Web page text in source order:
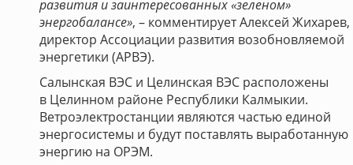
развития и заинтересованных «зеленом»
энергобалансе», – комментирует Алексей Жихарев,
директор Ассоциации развития возобновляемой
энергетики (АРВЭ).
Салынская ВЭС и Целинская ВЭС расположены
в Целинном районе Республики Калмыкии.
Ветроэлектростанции являются частью единой
энергосистемы и будут поставлять выработанную
энергию на ОРЭМ.